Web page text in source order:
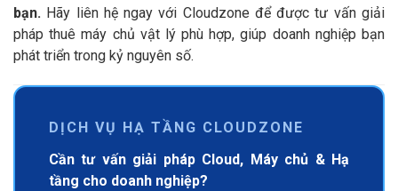
bạn. Hãy liên hệ ngay với Cloudzone để được tư vấn giải
pháp thuê máy chủ vật lý phù hợp, giúp doanh nghiệp bạn
phát triển trong kỷ nguyên số.
DỊCH VỤ HẠ TẦNG CLOUDZONE
Cần tư vấn giải pháp Cloud, Máy chủ & Hạ
tầng cho doanh nghiệp?